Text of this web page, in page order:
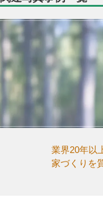
業界20年以
家づくりを